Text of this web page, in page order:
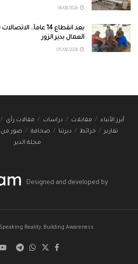
بعد انقطاع 14 عاماً..
العمال بدير الزور
أبرز الأنباء مقابلات دراسات مقالات رأي
تقارير
خرائط ديرتنا صحافة صور من
مجلة الدير
Designed and developed by
Reality, Building Awareness